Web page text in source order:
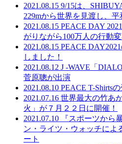
2021.08.15 9/15は、
229mから世界を見渡し、平
2021.08.15 PEACE DAY
がりながら100万人の行動
2021.08.15 PEACE
しました！
2021.08.12 J -WAVE「
菅原聰が出演
2021.08.10 PEACE T-Shirts
2021.07.16 世界最大の竹あ
火」が７月２２日に開催！
2021.07.10
『スポーツから
ン・ライツ・ウォッチによ
ート